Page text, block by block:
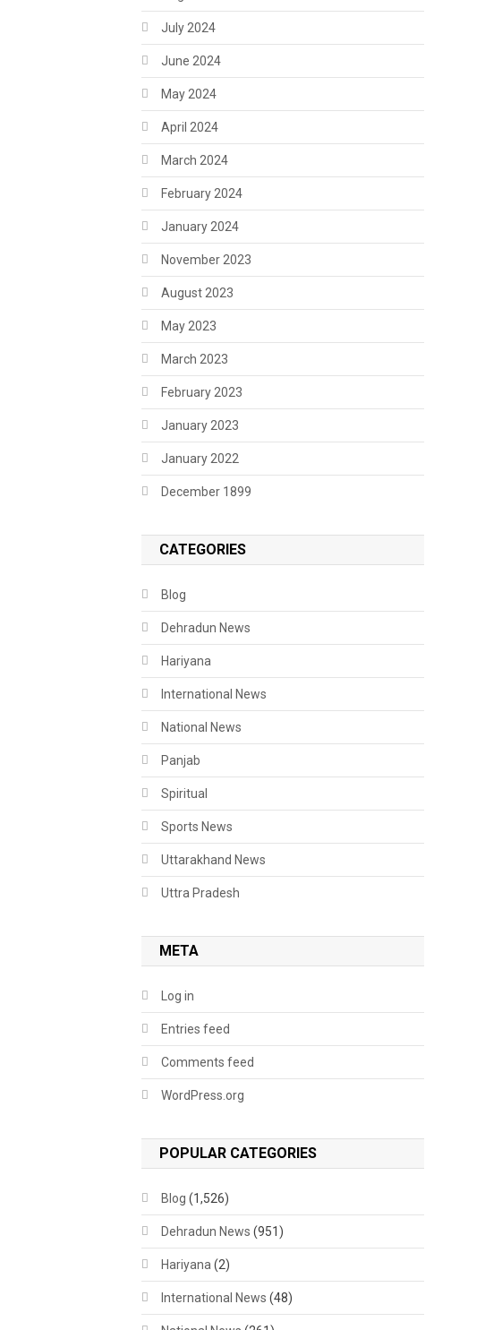
July 2024
June 2024
May 2024
April 2024
March 2024
February 2024
January 2024
November 2023
August 2023
May 2023
March 2023
February 2023
January 2023
January 2022
December 1899
CATEGORIES
Blog
Dehradun News
Hariyana
International News
National News
Panjab
Spiritual
Sports News
Uttarakhand News
Uttra Pradesh
META
Log in
Entries feed
Comments feed
WordPress.org
POPULAR CATEGORIES
Blog (1,526)
Dehradun News (951)
Hariyana (2)
International News (48)